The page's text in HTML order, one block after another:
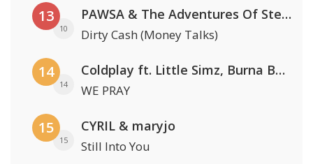
13
10
PAWSA & The Adventures Of Stevie V
Dirty Cash (Money Talks)
14
14
Coldplay ft. Little Simz, Burna Boy, Elyanna & Tini
WE PRAY
15
15
CYRIL & maryjo
Still Into You